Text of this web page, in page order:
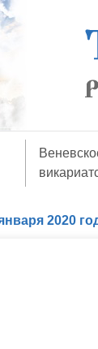
2020